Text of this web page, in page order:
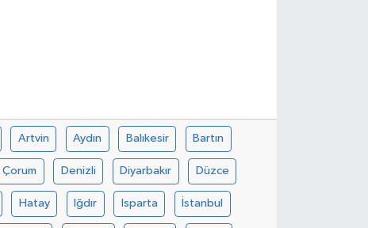
Artvin Aydın Balıkesir Bartın
Çorum Denizli Diyarbakır Düzce
Hatay Iğdır Isparta İstanbul